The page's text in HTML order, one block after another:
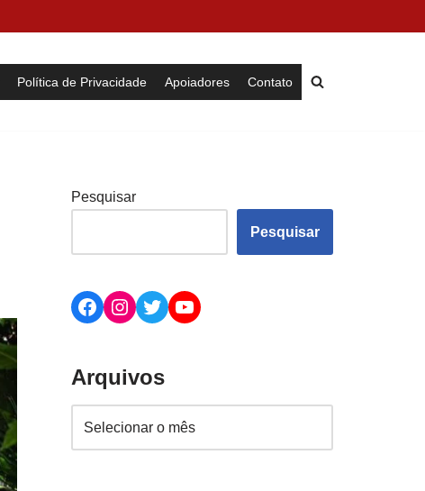
Política de Privacidade Apoiadores Contato
Pesquisar
Pesquisar
Arquivos